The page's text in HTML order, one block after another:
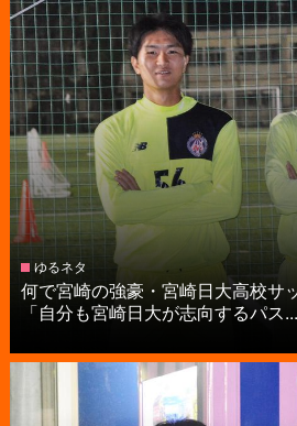
ゆるネタ
何で宮崎の強豪・宮崎日大高校サ
「自分も宮崎日大が志向するパス...